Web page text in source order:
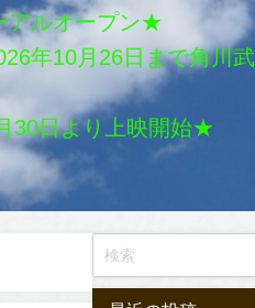
アルオープン★
年10月26日まで角川武
30日より上映開始★